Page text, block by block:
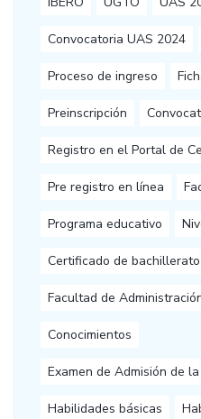
Convocatoria UAS 2024
Proceso de ingreso
Preinscripción
Registro en el Portal de
Pre registro en línea
Programa educativo
Certificado de bachillerato
Facultad de
Conocimientos
Examen de Admisión de
Habilidades básicas